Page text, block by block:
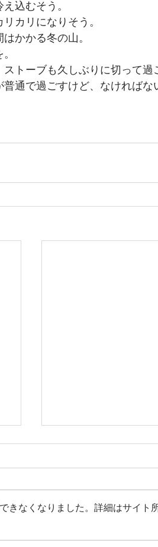
込むそう。
カリになりそう。
かかる冬の山。
トーブも久しぶりに切って過
通で過ごすけど、なければな
冬期営業期間の休業
きなくなりました。詳細はサイト